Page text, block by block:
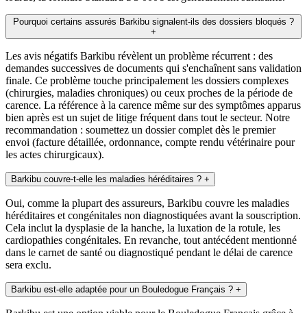
Pourquoi certains assurés Barkibu signalent-ils des dossiers bloqués ?
+
Les avis négatifs Barkibu révèlent un problème récurrent : des
demandes successives de documents qui s'enchaînent sans validation
finale. Ce problème touche principalement les dossiers complexes
(chirurgies, maladies chroniques) ou ceux proches de la période de
carence. La référence à la carence même sur des symptômes apparus
bien après est un sujet de litige fréquent dans tout le secteur. Notre
recommandation : soumettez un dossier complet dès le premier
envoi (facture détaillée, ordonnance, compte rendu vétérinaire pour
les actes chirurgicaux).
Barkibu couvre-t-elle les maladies héréditaires ? +
Oui, comme la plupart des assureurs, Barkibu couvre les maladies
héréditaires et congénitales non diagnostiquées avant la souscription.
Cela inclut la dysplasie de la hanche, la luxation de la rotule, les
cardiopathies congénitales. En revanche, tout antécédent mentionné
dans le carnet de santé ou diagnostiqué pendant le délai de carence
sera exclu.
Barkibu est-elle adaptée pour un Bouledogue Français ? +